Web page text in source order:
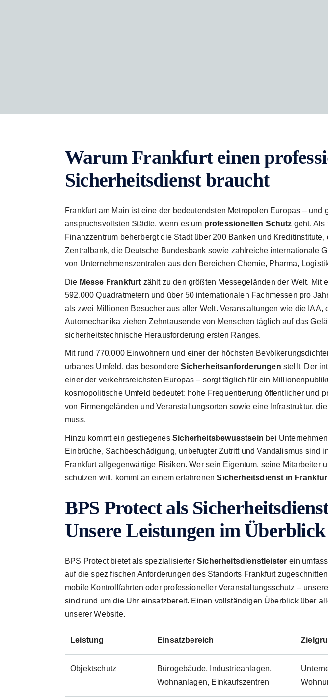
Warum Frankfurt einen
Sicherheitsdienst braucht
Frankfurt am Main ist eine der bedeutendsten Metropolen Europas – und
anspruchsvollsten Städte, wenn es um professionellen Schutz geht. Als
Finanzzentrum beherbergt die Stadt über 200 Banken und
Zentralbank, die Deutsche Bundesbank sowie zahlreiche internationale
von Unternehmens­zentralen aus den Bereichen Chemie, Pharma,
Die Messe Frankfurt zählt zu den größten Messegeländen der Welt. Mit
592.000 Quadratmetern und über 50 internationalen Fachmessen pro
als zwei Millionen Besucher aus aller Welt. Veranstaltungen wie die IAA,
Automechanika ziehen Zehntausende von Menschen täglich auf das
sicherheitstechnische Herausforderung ersten Ranges.
Mit rund 770.000 Einwohnern und einer der höchsten
urbanes Umfeld, das besondereSicherheitsanforderungen stellt. Der
einer der verkehrsreichsten Europas – sorgt täglich für ein
kosmopolitische Umfeld bedeutet: hohe Frequentierung öffentlicher und
von Firmengeländen und Veranstaltungsorten sowie eine Infrastruktur,
muss.
Hinzu kommt ein gestiegenesSicherheitsbewusstsein bei
Einbrüche, Sachbeschädigung, unbefugter Zutritt und Vandalismus sind
Frankfurt allgegenwärtige Risiken. Wer sein Eigentum, seine Mitarbeiter
schützen will, kommt an einem erfahrenenSicherheitsdienst in
BPS Protect als
Unsere Leistungen im Überblick
BPS Protect bietet als spezialisierterSicherheitsdienstleister ein
auf die spezifischen Anforderungen des Standorts Frankfurt
mobile Kontrollfahrten oder professioneller Veranstaltungsschutz –
sind rund um die Uhr einsatzbereit. Einen vollständigen Überblick über
unserer Website.
Leistung Einsatzbereich
Objektschutz
Bürogebäude, Industrieanlagen,
Wohnanlagen, Einkaufszentren